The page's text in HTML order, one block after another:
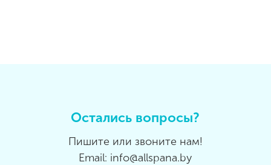
Остались вопросы?
Пишите или звоните нам!
Email: info@allspana.by